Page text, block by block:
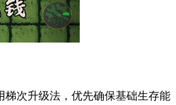
梯次升级法，优先确保基础生存能